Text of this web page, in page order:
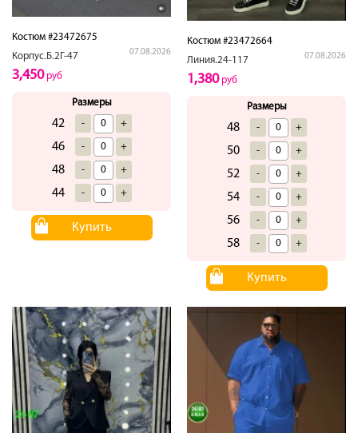
Костюм #23472675
Корпус.Б.2Г-47
07.08.2026
3,450руб
Размеры
42 - +
46 - +
48 - +
44 - +
Купить
Костюм #23472664
Линия.24-117
07.08.2026
1,380руб
Размеры
48 - +
50 - +
52 - +
54 - +
56 - +
58 - +
Купить